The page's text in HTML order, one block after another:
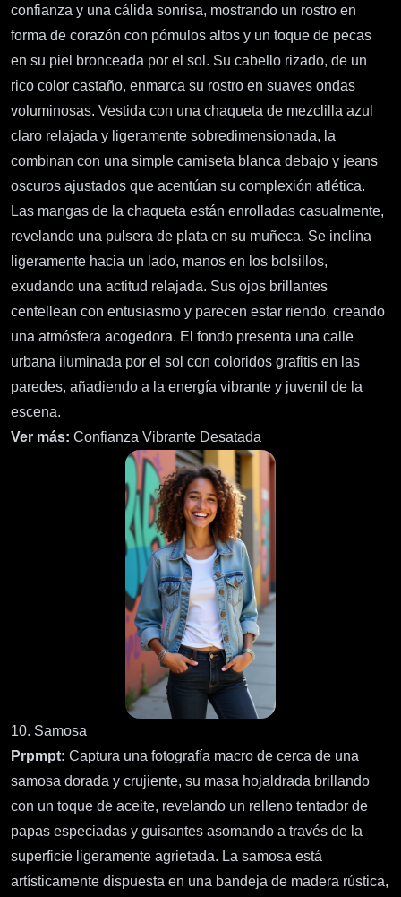
confianza y una cálida sonrisa, mostrando un rostro en
forma de corazón con pómulos altos y un toque de pecas
en su piel bronceada por el sol. Su cabello rizado, de un
rico color castaño, enmarca su rostro en suaves ondas
voluminosas. Vestida con una chaqueta de mezclilla azul
claro relajada y ligeramente sobredimensionada, la
combinan con una simple camiseta blanca debajo y jeans
oscuros ajustados que acentúan su complexión atlética.
Las mangas de la chaqueta están enrolladas casualmente,
revelando una pulsera de plata en su muñeca. Se inclina
ligeramente hacia un lado, manos en los bolsillos,
exudando una actitud relajada. Sus ojos brillantes
centellean con entusiasmo y parecen estar riendo, creando
una atmósfera acogedora. El fondo presenta una calle
urbana iluminada por el sol con coloridos grafitis en las
paredes, añadiendo a la energía vibrante y juvenil de la
escena.
Ver más: Confianza Vibrante Desatada
10. Samosa
Prpmpt: Captura una fotografía macro de cerca de una
samosa dorada y crujiente, su masa hojaldrada brillando
con un toque de aceite, revelando un relleno tentador de
papas especiadas y guisantes asomando a través de la
superficie ligeramente agrietada. La samosa está
artísticamente dispuesta en una bandeja de madera rústica,